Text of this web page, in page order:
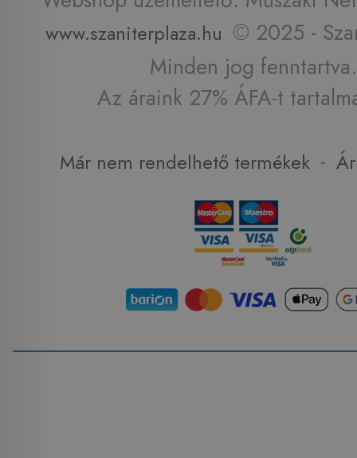
www.szaniterplaza.hu © 2025 -
Minden jog fenntartva.
Az áraink 27% ÁFA-t
Már nem rendelhető termékek -